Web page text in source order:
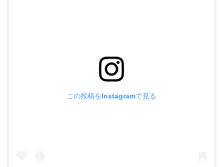
この投稿をInstagramで見る